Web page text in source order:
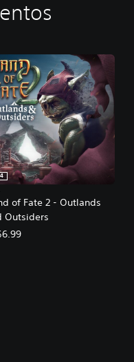
of Fate 2 - Outlands
Outsiders